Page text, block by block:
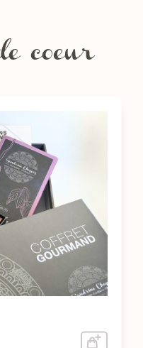
coeur